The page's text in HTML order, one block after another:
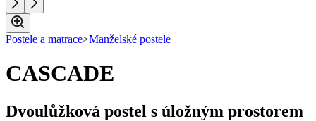
Postele a matrace>Manželské postele
CASCADE
Dvoulůžková postel s úložným prostorem